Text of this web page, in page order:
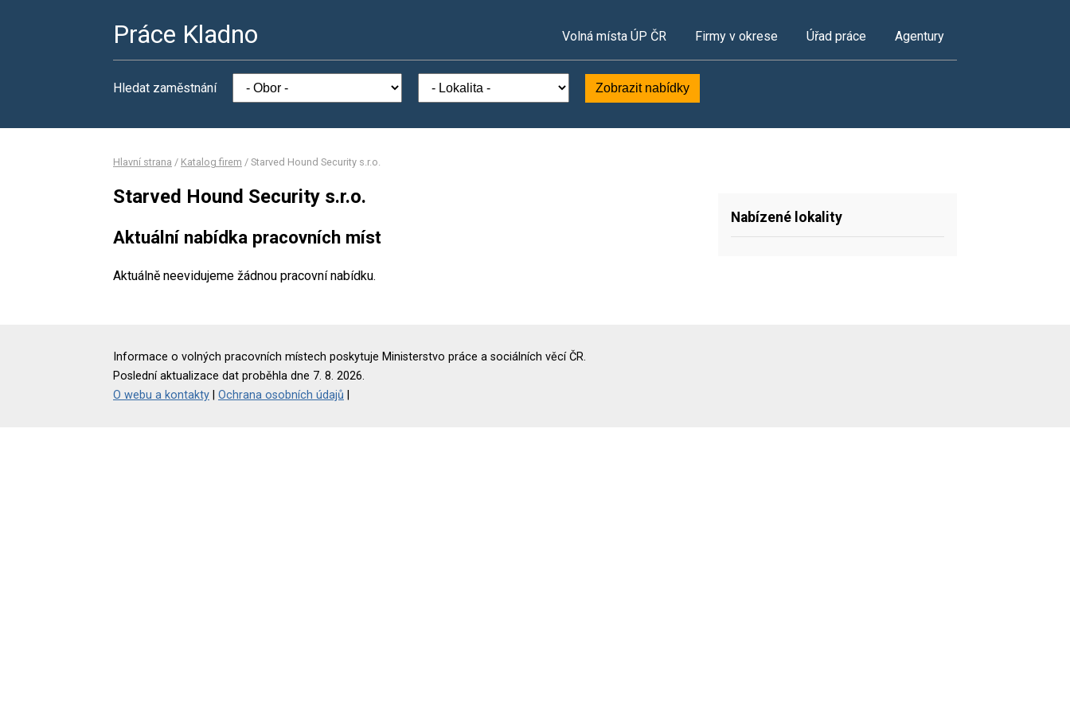
Práce Kladno Volná místa ÚP ČR Firmy v okrese Úřad práce Agentury
Hledat zaměstnání Zobrazit nabídky
Hlavní strana / Katalog firem / Starved Hound Security s.r.o.
Starved Hound Security s.r.o.
Aktuální nabídka pracovních míst
Aktuálně neevidujeme žádnou pracovní nabídku.
Nabízené lokality
Informace o volných pracovních místech poskytuje Ministerstvo práce a sociálních věcí ČR.
Poslední aktualizace dat proběhla dne 7. 8. 2026.
O webu a kontakty
Ochrana osobních údajů